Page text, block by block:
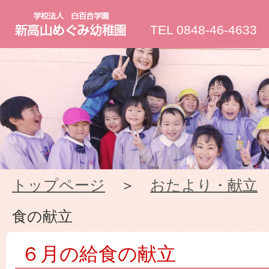
新
高
山
め
ぐ
み
幼
TEL 0848-46-4633
トップページ ＞ おたより・献立
食の献立
６月の給食の献立